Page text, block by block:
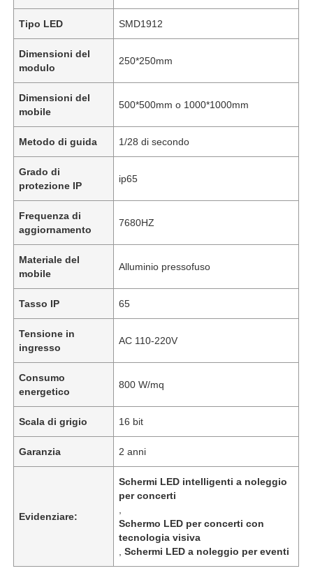
Tipo LED SMD1912
Dimensioni del
modulo
250*250mm
Dimensioni del
mobile
500*500mm o 1000*1000mm
Metodo di guida 1/28 di secondo
Grado di
protezione IP
ip65
Frequenza di
aggiornamento
7680HZ
Materiale del
mobile
Alluminio pressofuso
Tasso IP 65
Tensione in
ingresso
AC 110-220V
Consumo
energetico
800 W/mq
Scala di grigio 16 bit
Garanzia 2 anni
Evidenziare:
Schermi LED intelligenti a noleggio
per concerti
Schermo LED per concerti con
tecnologia visiva
,Schermi LED a noleggio per eventi